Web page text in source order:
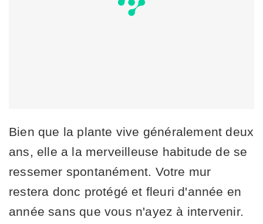
Bien que la plante vive généralement deux
ans, elle a la merveilleuse habitude de se
ressemer spontanément. Votre mur
restera donc protégé et fleuri d'année en
année sans que vous n'ayez à intervenir.